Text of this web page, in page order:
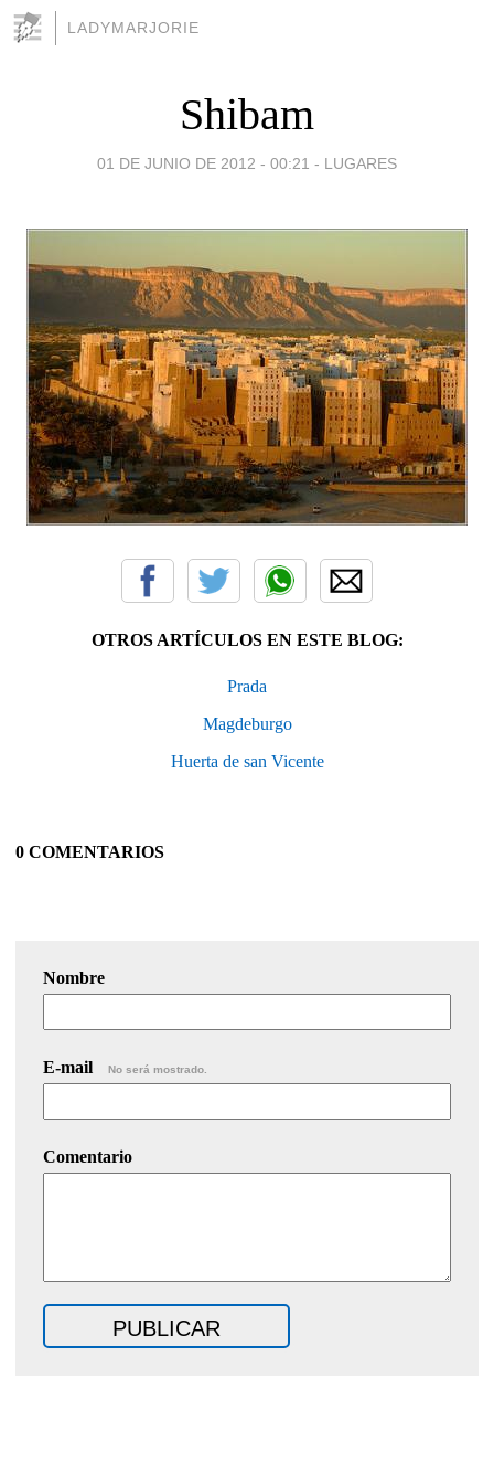
LADYMARJORIE
Shibam
01 DE JUNIO DE 2012 - 00:21 - LUGARES
OTROS ARTÍCULOS EN ESTE BLOG:
Prada
Magdeburgo
Huerta de san Vicente
0 COMENTARIOS
Nombre
E-mail No será mostrado.
Comentario